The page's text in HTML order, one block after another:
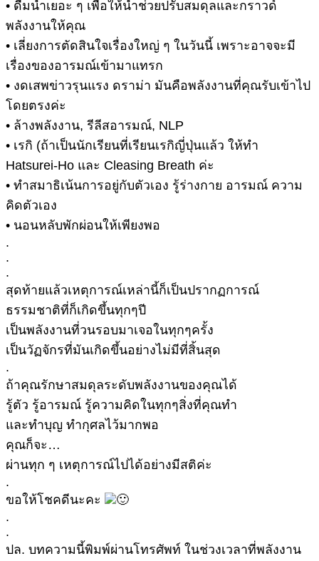
• ดื่มน้ำเยอะ ๆ เพื่อให้น้ำช่วยปรับสมดุลและกราวด์
พลังงานให้คุณ
• เลี่ยงการตัดสินใจเรื่องใหญ่ ๆ ในวันนี้ เพราะอาจจะมี
เรื่องของอารมณ์เข้ามาแทรก
• งดเสพข่าวรุนแรง ดราม่า มันคือพลังงานที่คุณรับเข้าไป
โดยตรงค่ะ
• ล้างพลังงาน, รีลีสอารมณ์, NLP
• เรกิ (ถ้าเป็นนักเรียนที่เรียนเรกิญี่ปุ่นแล้ว ให้ทำ
Hatsurei-Ho และ Cleasing Breath ค่ะ
• ทำสมาธิเน้นการอยู่กับตัวเอง รู้ร่างกาย อารมณ์ ความ
คิดตัวเอง
• นอนหลับพักผ่อนให้เพียงพอ
.
.
.
สุดท้ายแล้วเหตุการณ์เหล่านี้ก็เป็นปรากฏการณ์
ธรรมชาติที่ก็เกิดขึ้นทุกๆปี
เป็นพลังงานที่วนรอบมาเจอในทุกๆครั้ง
เป็นวัฏจักรที่มันเกิดขึ้นอย่างไม่มีที่สิ้นสุด
.
ถ้าคุณรักษาสมดุลระดับพลังงานของคุณได้
รู้ตัว รู้อารมณ์ รู้ความคิดในทุกๆสิ่งที่คุณทำ
และทำบุญ ทำกุศลไว้มากพอ
คุณก็จะ…
ผ่านทุก ๆ เหตุการณ์ไปได้อย่างมีสติค่ะ
.
ขอให้โชคดีนะคะ
.
.
ปล. บทความนี้พิมพ์ผ่านโทรศัพท์ ในช่วงเวลาที่พลังงาน